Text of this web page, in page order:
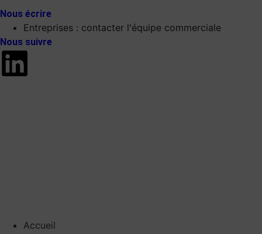
Nous écrire
Entreprises : contacter l'équipe commerciale
Nous suivre
Accueil